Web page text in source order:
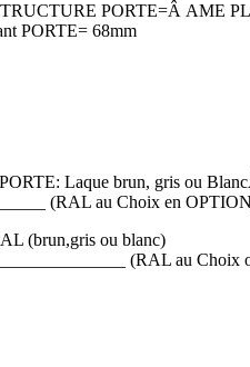
PORTE=Â AME
PORTE= 68mm
Laque brun, gris ou
(RAL au Choix en
(brun,gris ou blanc)
(RAL au